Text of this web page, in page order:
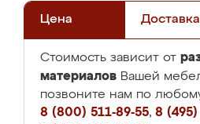
Цена Доставка
Стоимость зависит от
материалов Вашей
позвоните нам по
8 (800) 511-89-55, 8 (495)